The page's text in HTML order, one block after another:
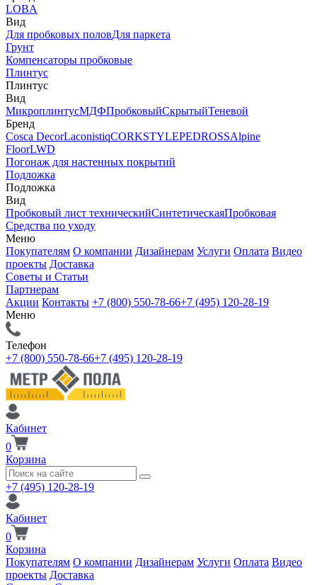
LOBA
Вид
Для пробковых половДля паркета
Грунт
Компенсаторы пробковые
Плинтус
Плинтус
Вид
МикроплинтусМДФПробковыйСкрытыйТеневой
Бренд
Cosca DecorLaconistiqCORKSTYLEPEDROSSAlpine
FloorLWD
Погонаж для настенных покрытий
Подложка
Подложка
Вид
Пробковый лист техническийСинтетическаяПробковая
Средства по уходу
Меню
Покупателям О компании Дизайнерам Услуги Оплата Видео
проекты Доставка
Советы и Статьи
Партнерам
Акции Контакты +7 (800) 550-78-66+7 (495) 120-28-19
Меню
Телефон
+7 (800) 550-78-66+7 (495) 120-28-19
Кабинет
0
Корзина
+7 (495) 120-28-19
Кабинет
0
Корзина
Покупателям О компании Дизайнерам Услуги Оплата Видео
проекты Доставка